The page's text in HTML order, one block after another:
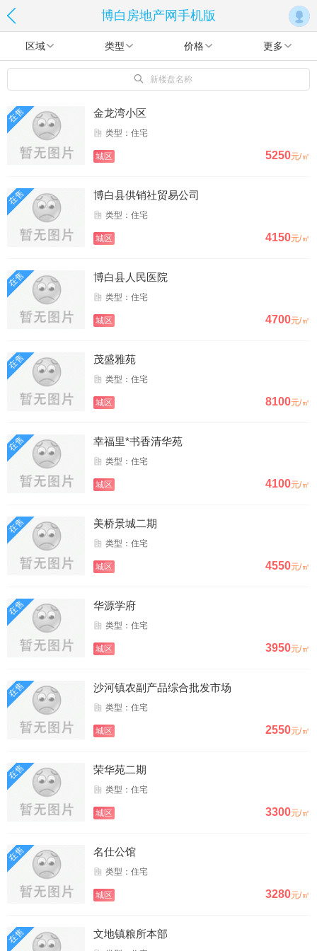
博白房地产网手机版
区域 类型 价格 更多
新楼盘名称
在售 金龙湾小区
类型：住宅
城区 5250元/㎡
在售 博白县供销社贸易公司
类型：住宅
城区 4150元/㎡
在售 博白县人民医院
类型：住宅
城区 4700元/㎡
在售 茂盛雅苑
类型：住宅
城区 8100元/㎡
在售 幸福里*书香清华苑
类型：住宅
城区 4100元/㎡
在售 美桥景城二期
类型：住宅
城区 4550元/㎡
在售 华源学府
类型：住宅
城区 3950元/㎡
在售 沙河镇农副产品综合批发市场
类型：住宅
城区 2550元/㎡
在售 荣华苑二期
类型：住宅
城区 3300元/㎡
在售 名仕公馆
类型：住宅
城区 3280元/㎡
在售 文地镇粮所本部